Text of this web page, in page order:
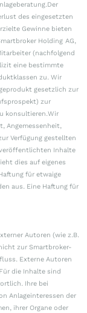
des eingesetzten
Gewinne bieten
Holding AG,
(nachfolgend
eine bestimmte
zu. Wir
gesetzlich zur
zur
konsultieren.Wir
Angemessenheit,
Verfügung gestellten
Inhalte
dies auf eigenes
für etwaige
aus. Eine Haftung für
Autoren (wie z.B.
zur Smartbroker-
Externe Autoren
die Inhalte sind
Ihre bei
Anlageinteressen der
ihrer Organe oder